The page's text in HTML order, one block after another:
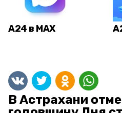
А24 в MAX
В Астрахани